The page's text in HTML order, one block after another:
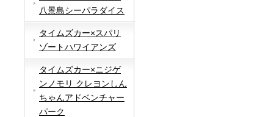
八景島シーパラダイス
タイムズカー×スパリ
ゾートハワイアンズ
タイムズカー×ニジゲ
ンノモリ クレヨンしん
ちゃんアドベンチャー
パーク